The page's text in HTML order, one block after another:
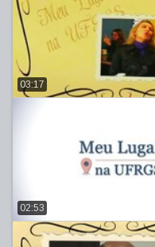
03:17
02:53